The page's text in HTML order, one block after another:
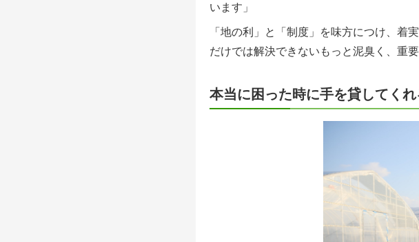
います」
「地の利」と「制度」を味方につけ、着
だけでは解決できないもっと泥臭く、重
本当に困った時に手を貸してく